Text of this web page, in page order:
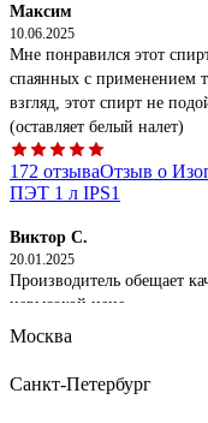
Максим
10.06.2025
Мне понравился этот
спаянных с применением
взгляд, этот спирт не
(оставляет белый налет)
172 отзываОтзыв о
ПЭТ 1 л IPS1
Виктор С.
20.01.2025
Производитель обещает
невысокой цене.
32 отзыва
Москва
Санкт-Петербург